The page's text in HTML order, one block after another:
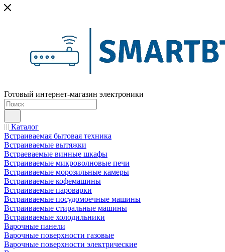
Готовый интернет-магазин электроники
Каталог
Встраиваемая бытовая техника
Встраиваемые вытяжки
Встраеваемые винные шкафы
Встраиваемые микроволновые печи
Встраиваемые морозильные камеры
Встраиваемые кофемашины
Встраиваемые пароварки
Встраиваемые посудомоечные машины
Встраиваемые стиральные машины
Встраиваемые холодильники
Варочные панели
Варочные поверхности газовые
Варочные поверхности электрические